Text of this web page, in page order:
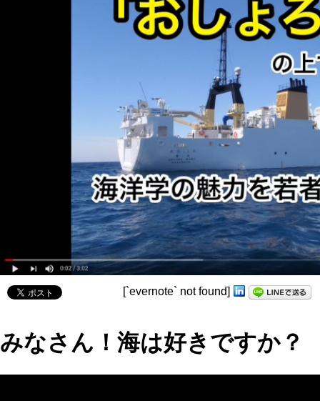
[`evernote` not found]
みなさん！海は好きですか？